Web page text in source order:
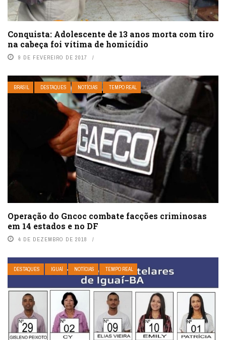
Conquista: Adolescente de 13 anos morta com tiro
na cabeça foi vítima de homicídio
9 DE FEVEREIRO DE 2017
BRASIL DESTAQUES NOTÍCIAS TEMPO REAL
Operação do Gncoc combate facções criminosas
em 14 estados e no DF
4 DE DEZEMBRO DE 2018
DESTAQUES IGUAÍ NOTÍCIAS TEMPO REAL